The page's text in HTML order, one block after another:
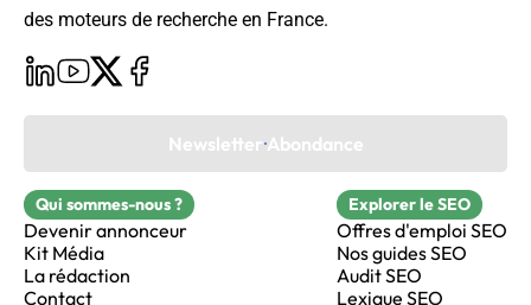
des moteurs de recherche en France.
Newsletter Abondance
Qui sommes-nous ?
Devenir annonceur
Kit Média
La rédaction
Contact
Explorer le SEO
Offres d'emploi SEO
Nos guides SEO
Audit SEO
Lexique SEO